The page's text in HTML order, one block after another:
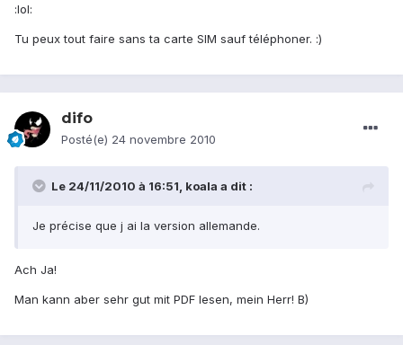
:lol:
Tu peux tout faire sans ta carte SIM sauf téléphoner. :)
difo
Posté(e) 24 novembre 2010
Le 24/11/2010 à 16:51, koala a dit :
Je précise que j ai la version allemande.
Ach Ja!
Man kann aber sehr gut mit PDF lesen, mein Herr! B)